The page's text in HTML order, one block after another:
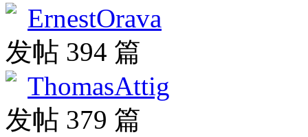
ErnestOrava
发帖 394 篇
ThomasAttig
发帖 379 篇